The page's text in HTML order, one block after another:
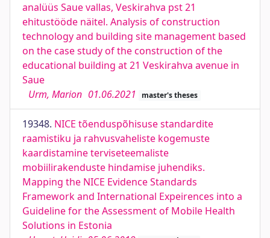
analüüs Saue vallas, Veskirahva pst 21
ehitustööde näitel. Analysis of construction
technology and building site management based
on the case study of the construction of the
educational building at 21 Veskirahva avenue in
Saue
Urm, Marion 01.06.2021 master's theses
19348. NICE tõenduspõhisuse standardite
raamistiku ja rahvusvaheliste kogemuste
kaardistamine terviseteemaliste
mobiilirakenduste hindamise juhendiks.
Mapping the NICE Evidence Standards
Framework and International Expeirences into a
Guideline for the Assessment of Mobile Health
Solutions in Estonia